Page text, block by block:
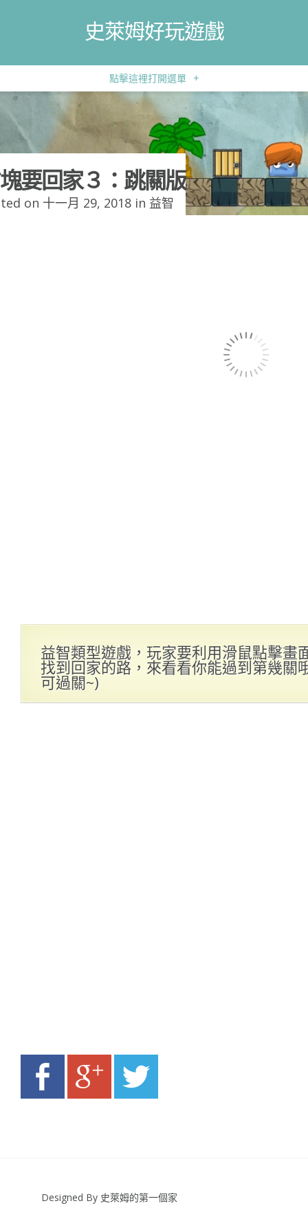
史萊姆好玩遊戲
點擊這裡打開選單 +
要回家３：跳關版
on 十一月 29, 2018 in 益智
益智類型遊戲，玩家要利用滑鼠點擊畫
找到回家的路，來看看你能過到第幾關
可過關~)
Designed By 史萊姆的第一個家